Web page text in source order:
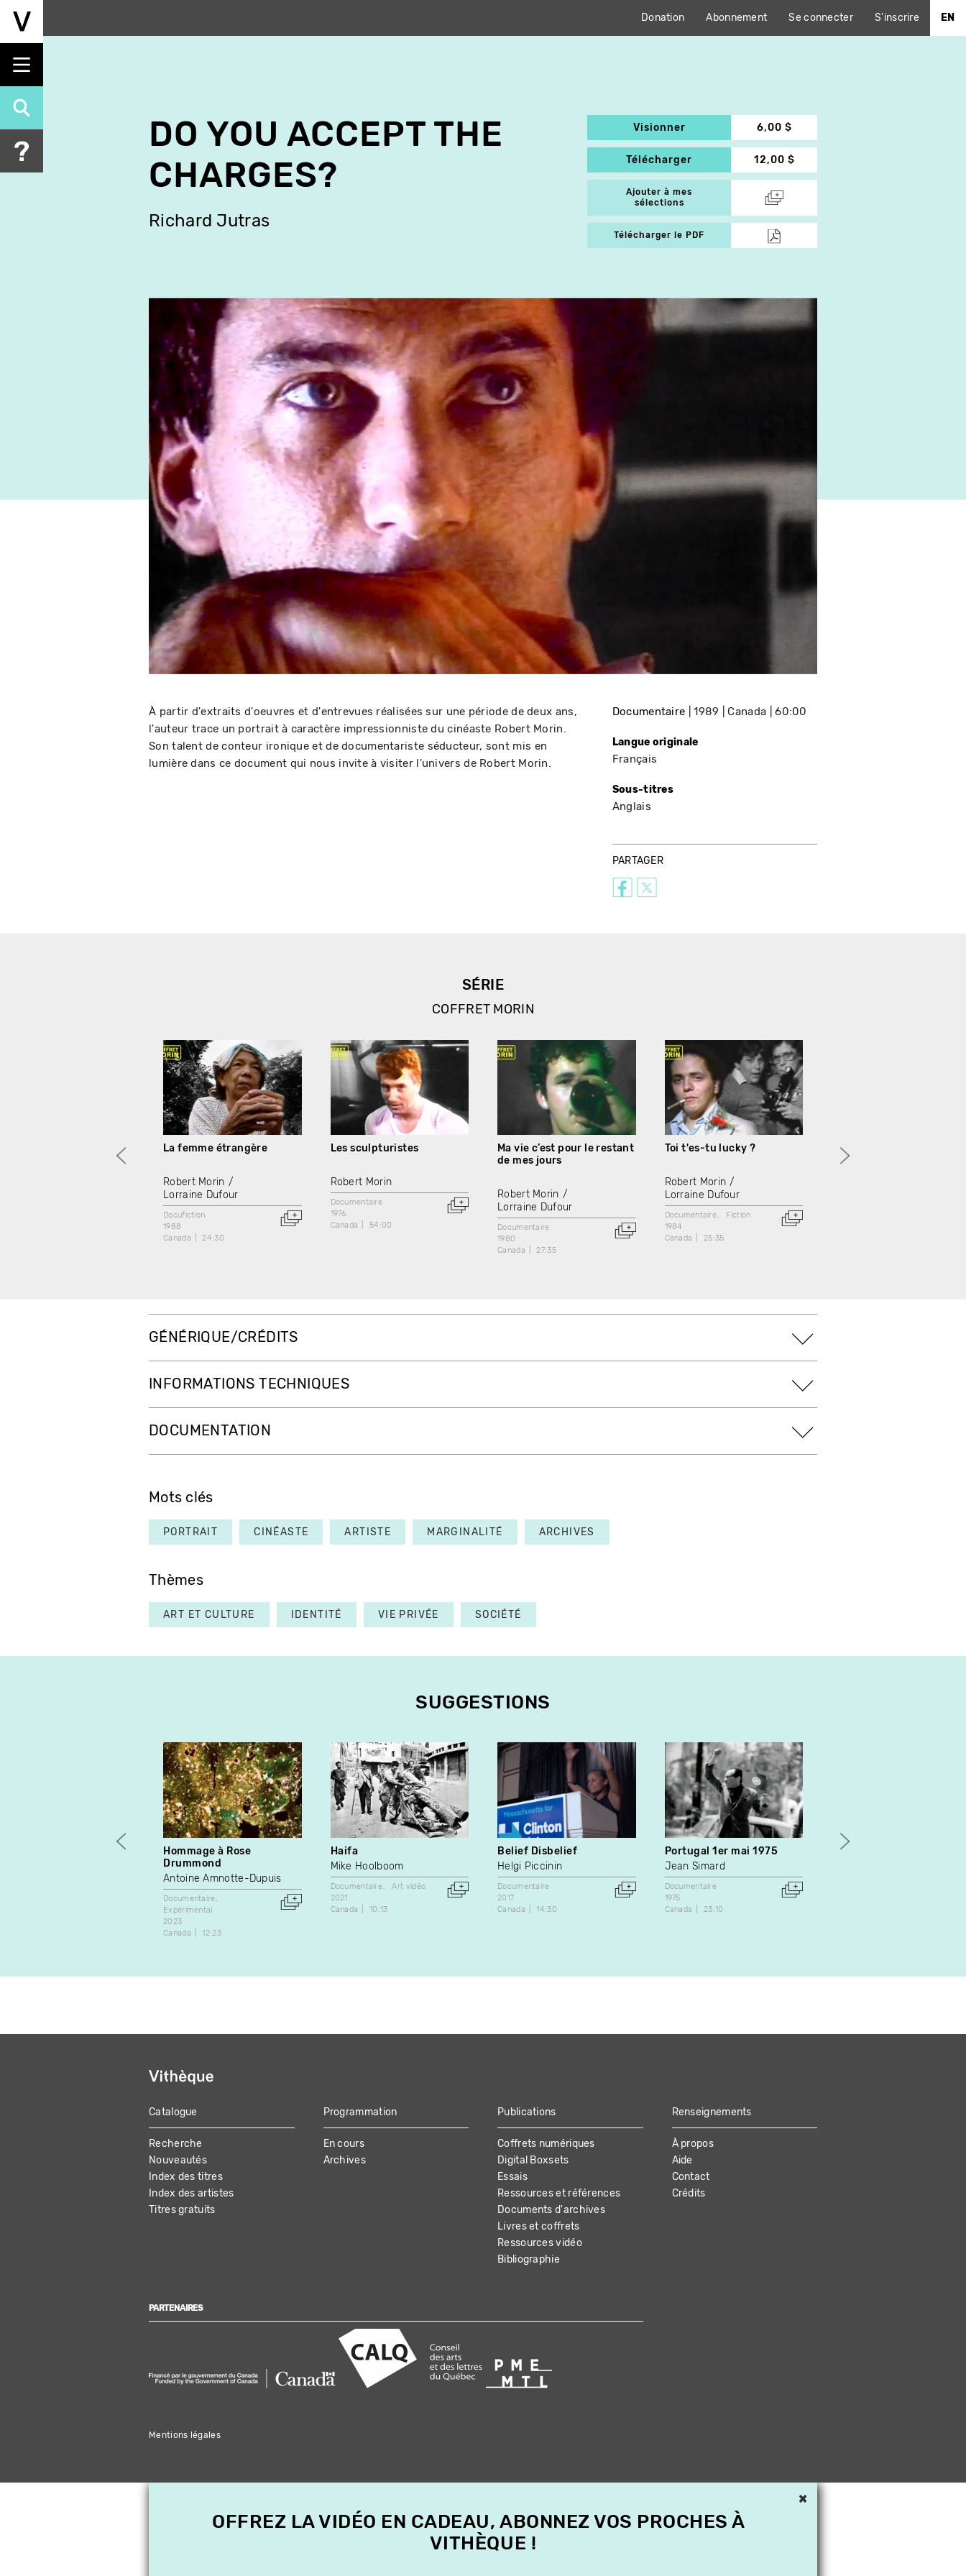
Aller
principal
Donation Abonnement Se connecter S'inscrire EN
DO YOU ACCEPT THE
CHARGES?
Richard Jutras
Visionner 6,00 $
Télécharger 12,00 $
Ajouter à mes
sélections
Télécharger le PDF
À partir d'extraits d'oeuvres et d'entrevues réalisées sur une période de deux ans,
l'auteur trace un portrait à caractère impressionniste du cinéaste Robert Morin.
Son talent de conteur ironique et de documentariste séducteur, sont mis en
lumière dans ce document qui nous invite à visiter l'univers de Robert Morin.
Documentaire 1989 Canada 60:00
Langue originale
Français
Sous-titres
Anglais
PARTAGER
SÉRIE
COFFRET MORIN
La femme étrangère
Robert Morin
Lorraine Dufour
Docufiction
1988
Canada
24:30
Les sculpturistes
Robert Morin
Documentaire
1976
Canada
54:00
Ma vie c’est pour le restant
de mes jours
Robert Morin
Lorraine Dufour
Documentaire
1980
Canada
27:35
Toi t'es-tu lucky ?
Robert Morin
Lorraine Dufour
Documentaire
Fiction
1984
Canada
25:35
Le voleur vit en enfer
GÉNÉRIQUE/CRÉDITS
INFORMATIONS TECHNIQUES
DOCUMENTATION
Mots clés
PORTRAIT CINÉASTE ARTISTE MARGINALITÉ ARCHIVES
Thèmes
ART ET CULTURE IDENTITÉ VIE PRIVÉE SOCIÉTÉ
SUGGESTIONS
Hommage à Rose
Drummond
Antoine Amnotte-Dupuis
Documentaire
Expérimental
2023
Canada
12:23
Haifa
Mike Hoolboom
Documentaire
Art vidéo
2021
Canada
10:13
Belief Disbelief
Helgi Piccinin
Documentaire
2017
Canada
14:30
Portugal 1er mai 1975
Jean Simard
Documentaire
1975
Canada
23:10
Les Enjeux du Tiers-
MAIN
NAVIGATION
Catalogue
Recherche
Nouveautés
Index des titres
Index des artistes
Titres gratuits
Programmation
En cours
Archives
Publications
Coffrets numériques
Digital Boxsets
Essais
Ressources et références
Documents d'archives
Livres et coffrets
Ressources vidéo
Bibliographie
Renseignements
À propos
Aide
Contact
Crédits
PARTENAIRES
Mentions légales